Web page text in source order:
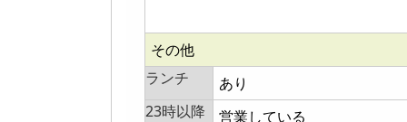
その他
ランチ
あり
23時以降
営業している